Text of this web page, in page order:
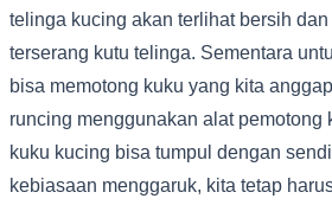
telinga kucing akan terlihat bersih
terserang kutu telinga. Sementara
bisa memotong kuku yang kita
runcing menggunakan alat pemotong
kuku kucing bisa tumpul dengan
kebiasaan menggaruk, kita tetap